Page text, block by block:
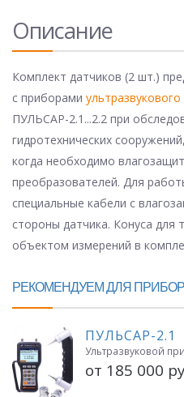
Описание
Комплект датчиков (2 шт.)
с приборами
ПУЛЬСАР-2.1...2.2 при
гидротехнических
когда необходимо
преобразователей. Для
специальные кабели с
стороны датчика. Конуса для
объектом измерений в
РЕКОМЕНДУЕМ ДЛЯ
ПУЛЬСАР-2.1
Ультразвуковой
от 185 000